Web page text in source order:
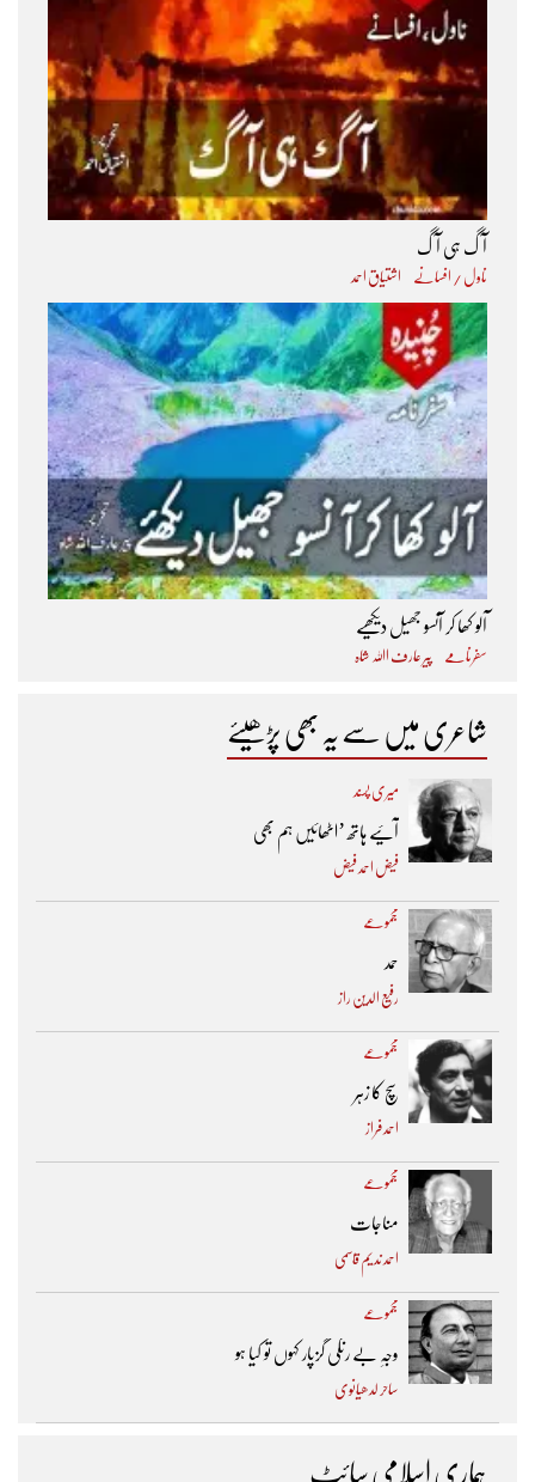
آگ ہی آگ
ناول / افسانے اشتیاق احمد
آلو کھا کر آنسو جھیل دیکھیے
سفرنامے پیر عارف اﷲ شاہ
شاعری میں سے یہ بھی پڑھیئے
میری پسند
آئیے ہاتھ ’اٹھائیں ہم بھی
فیض احمد فیض
مجموعے
حمد
رفیع الدین راز
مجموعے
سچ کا زہر
احمد فراز
مجموعے
مناجات
احمد ندیم قاسمی
مجموعے
وجہِ بے رنگی گزپار کہوں تو کیا ہو
ساحر لدھیانوی
ہماری اسلامی سائٹ